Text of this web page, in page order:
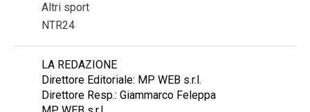
Altri sport
NTR24
LA REDAZIONE
Direttore Editoriale: MP WEB s.r.l.
Direttore Resp.: Giammarco Feleppa